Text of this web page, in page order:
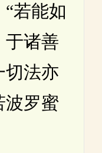
若能如
于诸善
切法亦
波罗蜜